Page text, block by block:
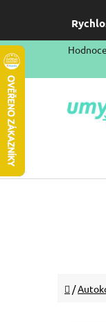
obsah
Domů
/